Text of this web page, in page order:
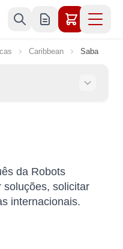
Caribbean Saba
da Robots
soluções, solicitar
internacionais.